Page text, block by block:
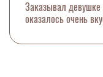
Заказывал девушке
оказалось очень